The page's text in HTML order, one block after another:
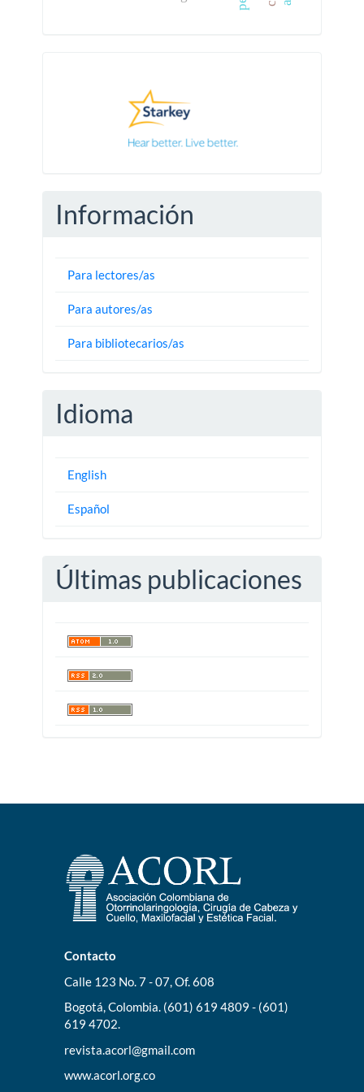
Información
Para lectores/as
Para autores/as
Para bibliotecarios/as
Idioma
English
Español
Últimas publicaciones
Contacto
Calle 123 No. 7 - 07, Of. 608
Bogotá, Colombia. (601) 619 4809 - (601)
619 4702.
revista.acorl@gmail.com
www.acorl.org.co